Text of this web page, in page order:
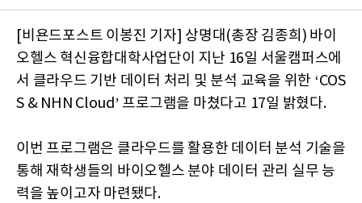
[비욘드포스트 이봉진 기자] 상명대(총장 김종희) 바이
오헬스 혁신융합대학사업단이 지난 16일 서울캠퍼스에
서 클라우드 기반 데이터 처리 및 분석 교육을 위한 ‘COS
S & NHN Cloud’ 프로그램을 마쳤다고 17일 밝혔다.
이번 프로그램은 클라우드를 활용한 데이터 분석 기술을
통해 재학생들의 바이오헬스 분야 데이터 관리 실무 능
력을 높이고자 마련됐다.